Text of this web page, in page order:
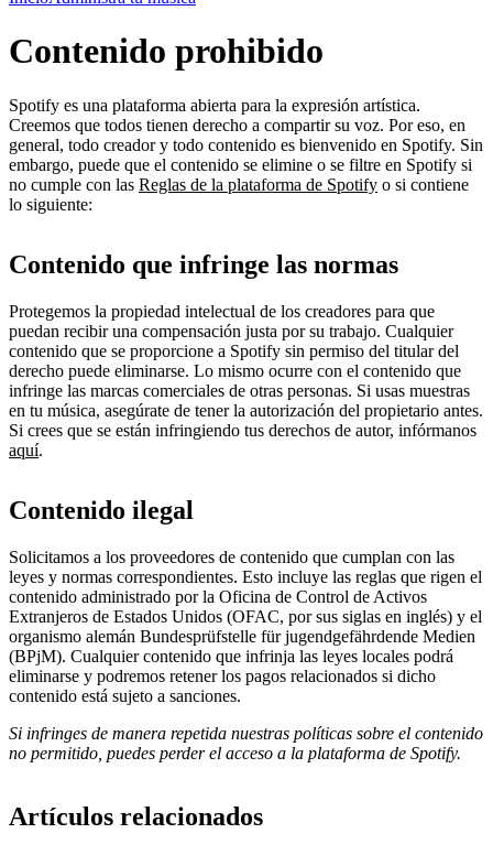
Contenido prohibido
Spotify es una plataforma abierta para la expresión artística.
Creemos que todos tienen derecho a compartir su voz. Por eso, en
general, todo creador y todo contenido es bienvenido en Spotify. Sin
embargo, puede que el contenido se elimine o se filtre en Spotify si
no cumple con las Reglas de la plataforma de Spotify o si contiene
lo siguiente:
Contenido que infringe las normas
Protegemos la propiedad intelectual de los creadores para que
puedan recibir una compensación justa por su trabajo. Cualquier
contenido que se proporcione a Spotify sin permiso del titular del
derecho puede eliminarse. Lo mismo ocurre con el contenido que
infringe las marcas comerciales de otras personas. Si usas muestras
en tu música, asegúrate de tener la autorización del propietario antes.
Si crees que se están infringiendo tus derechos de autor, infórmanos
aquí.
Contenido ilegal
Solicitamos a los proveedores de contenido que cumplan con las
leyes y normas correspondientes. Esto incluye las reglas que rigen el
contenido administrado por la Oficina de Control de Activos
Extranjeros de Estados Unidos (OFAC, por sus siglas en inglés) y el
organismo alemán ​Bundesprüfstelle für jugendgefährdende Medien
(BPjM). Cualquier contenido que infrinja las leyes locales podrá
eliminarse y podremos retener los pagos relacionados si dicho
contenido está sujeto a sanciones.
Si infringes de manera repetida nuestras políticas sobre el contenido
no permitido, puedes perder el acceso a la plataforma de Spotify.
Artículos relacionados